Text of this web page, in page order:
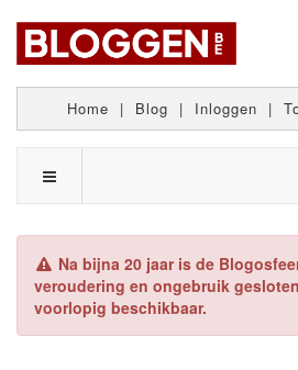
Home | Blog | Inloggen |
Na bijna 20 jaar is de
veroudering en ongebruik
voorlopig beschikbaar.